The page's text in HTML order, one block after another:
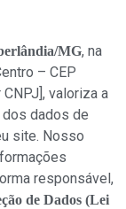
MG, na
– CEP
valoriza a
dos dados de
site. Nosso
responsável,
de Dados (Lei